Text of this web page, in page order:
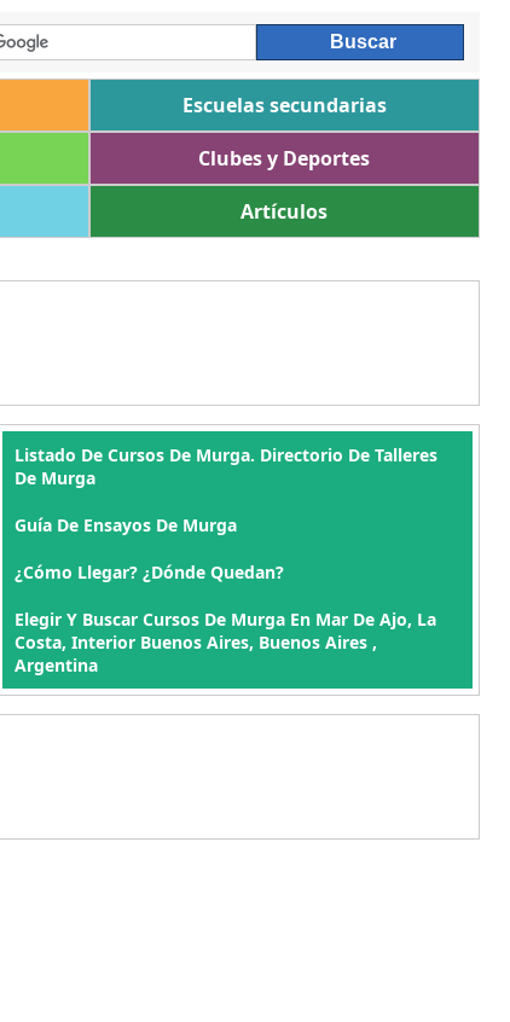
Escuelas secundarias
Clubes y Deportes
Artículos
Listado De Cursos De Murga. Directorio De Talleres
De Murga
Guía De Ensayos De Murga
¿Cómo Llegar? ¿Dónde Quedan?
Elegir Y Buscar Cursos De Murga En Mar De Ajo, La
Costa, Interior Buenos Aires, Buenos Aires ,
Argentina